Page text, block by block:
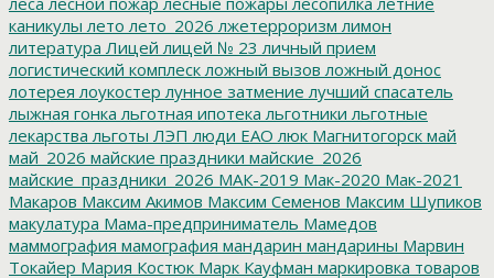
каникулы лето лето_2026 лжетерроризм лимон
литература Лицей лицей № 23 личный прием
логистический комплеск ложный вызов ложный донос
лотерея лоукостер лунное затмение лучший спасатель
лыжная гонка льготная ипотека льготники льготные
лекарства льготы ЛЭП люди ЕАО люк Магнитогорск май
май_2026 майские праздники майские_2026
майские_праздники_2026 МАК-2019 Мак-2020 Мак-2021
Макаров Максим Акимов Максим Семенов Максим Шупиков
макулатура Мама-предприниматель Мамедов
маммография мамография мандарин мандарины Марвин
Токайер Мария Костюк Марк Кауфман маркировка товаров